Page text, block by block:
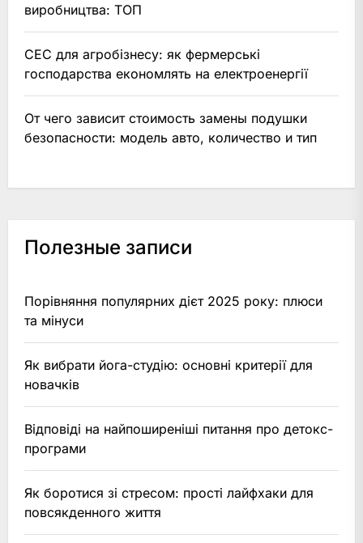
виробництва: ТОП
СЕС для агробізнесу: як фермерські
господарства економлять на електроенергії
От чего зависит стоимость замены подушки
безопасности: модель авто, количество и тип
Полезные записи
Порівняння популярних дієт 2025 року: плюси
та мінуси
Як вибрати йога-студію: основні критерії для
новачків
Відповіді на найпоширеніші питання про детокс-
програми
Як боротися зі стресом: прості лайфхаки для
повсякденного життя